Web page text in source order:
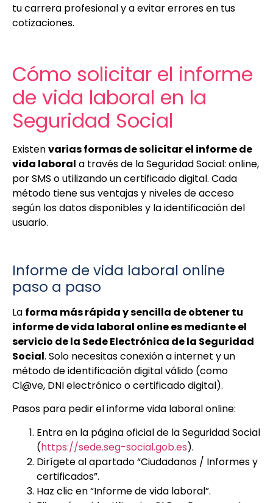
tu carrera profesional y a evitar errores en tus
cotizaciones.
Cómo solicitar el informe
de vida laboral en la
Seguridad Social
Existenvarias formas de solicitar el informe de
vida laboral a través de la Seguridad Social: online,
por SMS o utilizando un certificado digital. Cada
método tiene sus ventajas y niveles de acceso
según los datos disponibles y la identificación del
usuario.
Informe de vida laboral online
paso a paso
La forma más rápida y sencilla de obtener tu
informe de vida laboral online es mediante el
servicio de la Sede Electrónica de la Seguridad
Social. Solo necesitas conexión a internet y un
método de identificación digital válido (como
Cl@ve, DNI electrónico o certificado digital).
Pasos para pedir el informe vida laboral online:
Entra en la página oficial de la Seguridad Social
(https://sede.seg-social.gob.es).
Dirígete al apartado “Ciudadanos / Informes y
certificados”.
Haz clic en “Informe de vida laboral”.